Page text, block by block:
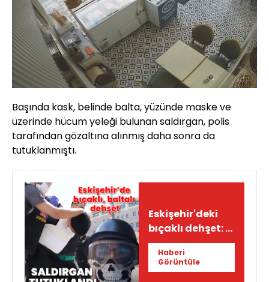
Başında kask, belinde balta, yüzünde maske ve
üzerinde hücum yeleği bulunan saldırgan, polis
tarafından gözaltına alınmış daha sonra da
tutuklanmıştı.
Eskişehir'deki
bıçaklı dehşet: 5
kişiyi yaralayan
18 yaşındaki
saldırgan
Haberi
Görüntüle